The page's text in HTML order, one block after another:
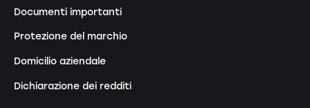
Documenti importanti
Protezione del marchio
Domicilio aziendale
Dichiarazione dei redditi